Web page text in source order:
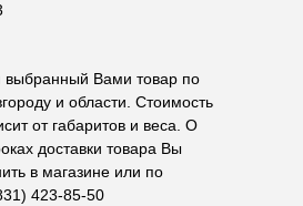
Вами товар по
и области. Стоимость
от габаритов и веса. О
доставки товара Вы
в магазине или по
423-85-50